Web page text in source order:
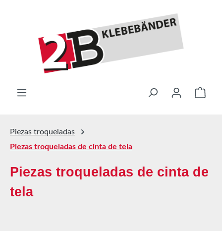
El
Piezas troqueladas
Piezas troqueladas de cinta de tela
Piezas troqueladas de cinta de
tela